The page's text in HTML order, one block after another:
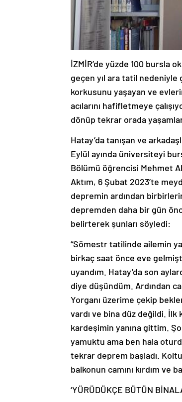
İZMİR’de yüzde 100 bursla
geçen yıl ara tatil
korkusunu yaşayan ve
acılarını hafifletmeye
dönüp tekrar orada
Hatay’da tanışan ve
Eylül ayında üniversiteyi
Bölümü öğrencisi Mehmet
Aktım, 6 Şubat 2023’te
depremin ardından
depremden daha bir gün
belirterek şunları söyledi:
“Sömestr tatilinde ailemin
birkaç saat önce eve
uyandım. Hatay’da son
diye düşündüm. Ardından
Yorganı üzerime çekip
vardı ve bina düz değildi. İlk
kardeşimin yanına gittim.
yamuktu ama ben hala
tekrar deprem başladı.
balkonun camını kırdım ve
‘YÜRÜDÜKÇE BÜTÜN